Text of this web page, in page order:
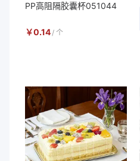
PP高阻隔胶囊杯051044
￥0.14/ 个